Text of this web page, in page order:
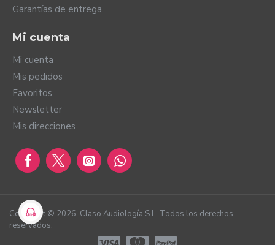
Garantías de entrega
Mi cuenta
Mi cuenta
Mis pedidos
Favoritos
Newsletter
Mis direcciones
Copyright © 2026, Claso Audiología S.L. Todos los derechos
reservados.